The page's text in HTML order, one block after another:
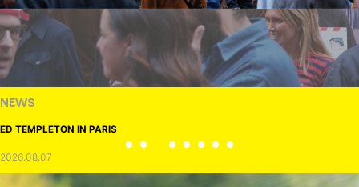
NEWS
ED TEMPLETON IN PARIS
2026.08.07